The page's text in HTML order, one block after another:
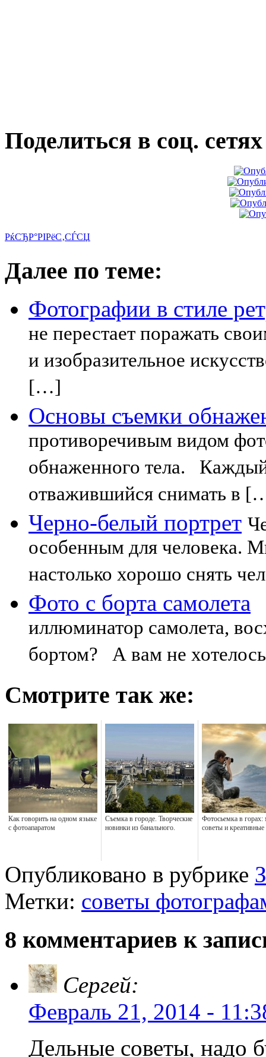
Поделиться в соц. сетях
РќСЂР°РІРёС‚СЃСЏ
Далее по теме:
Фотографии в стиле
не перестает поражать
и изобразительное
[…]
Основы съемки
противоречивым видом
обнаженного тела.
отважившийся снимать в
Черно-белый портрет
особенным для человека.
настолько хорошо снять
Фото с борта самолета
иллюминатор самолета,
бортом? А вам не
Смотрите так же:
Как говорить на одном языке
с фотоапаратом
Съемка в городе. Творческие
новинки из банального.
Фотосьемка в горах:
советы и креативные
Опубликовано в рубрике
Метки: советы
8 комментариев к
Сергей:
Февраль 21, 2014 -
Дельные советы, надо